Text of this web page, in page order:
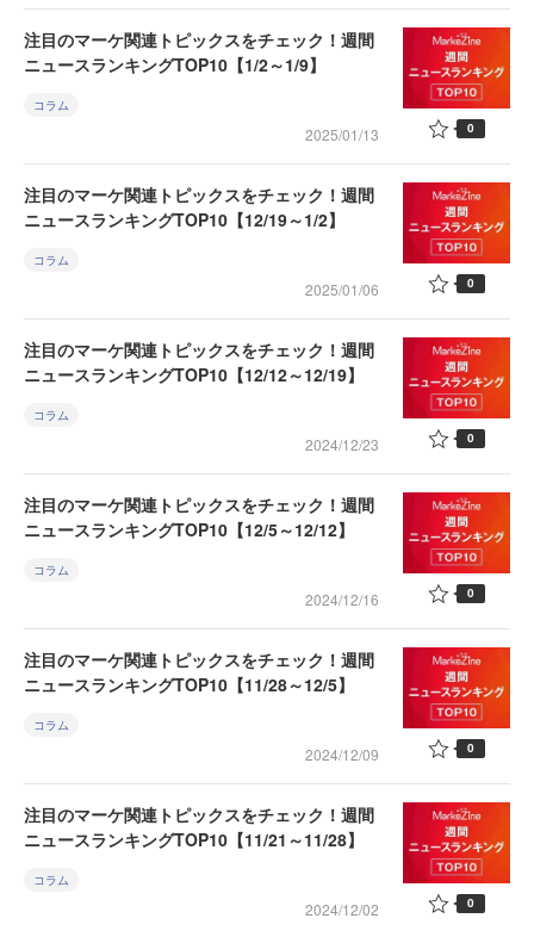
注目のマーケ関連トピックスをチェック！週間
ニュースランキングTOP10【1/2～1/9】
コラム
2025/01/13 0
注目のマーケ関連トピックスをチェック！週間
ニュースランキングTOP10【12/19～1/2】
コラム
2025/01/06 0
注目のマーケ関連トピックスをチェック！週間
ニュースランキングTOP10【12/12～12/19】
コラム
2024/12/23 0
注目のマーケ関連トピックスをチェック！週間
ニュースランキングTOP10【12/5～12/12】
コラム
2024/12/16 0
注目のマーケ関連トピックスをチェック！週間
ニュースランキングTOP10【11/28～12/5】
コラム
2024/12/09 0
注目のマーケ関連トピックスをチェック！週間
ニュースランキングTOP10【11/21～11/28】
コラム
2024/12/02 0